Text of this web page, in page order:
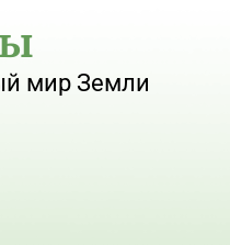
мир Земли